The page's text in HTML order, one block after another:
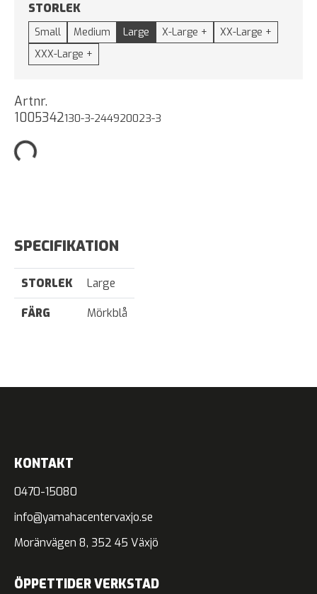
STORLEK
Small Medium Large X-Large +
XX-Large +
XXX-Large +
Artnr.
1005342130-3-244920023-3
SPECIFIKATION
STORLEK
Large
FÄRG
Mörkblå
KONTAKT
0470-15080
info@yamahacentervaxjo.se
Moränvägen 8, 352 45 Växjö
ÖPPETTIDER VERKSTAD